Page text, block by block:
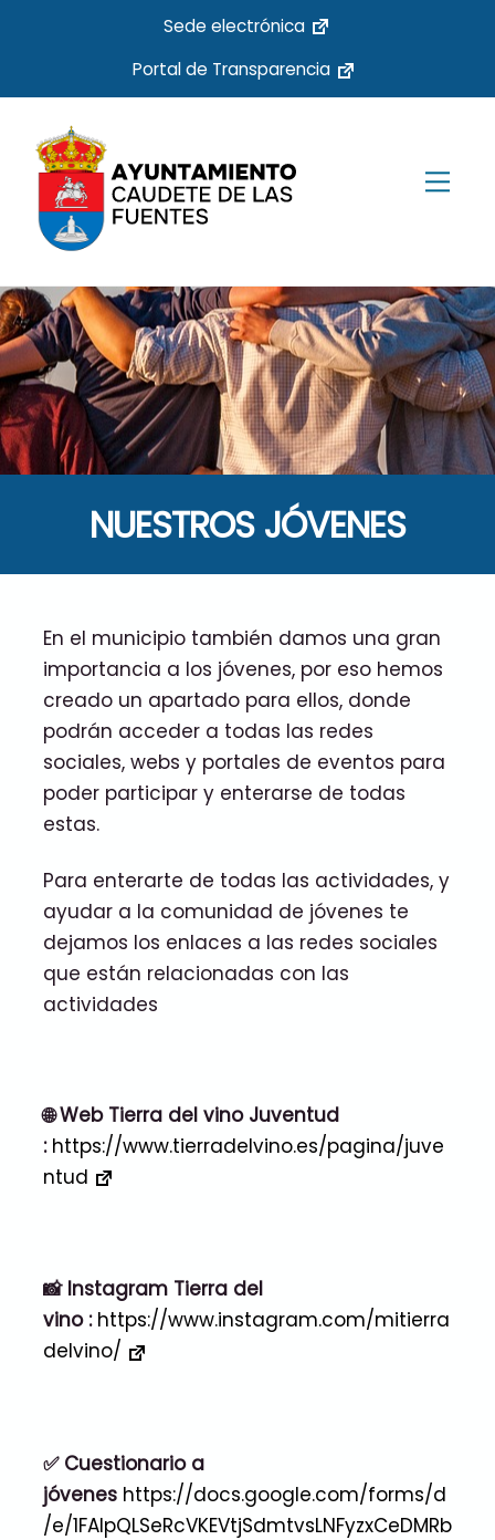
Sede electrónica
Portal de Transparencia
NUESTROS JÓVENES
En el municipio también damos una gran
importancia a los jóvenes, por eso hemos
creado un apartado para ellos, donde
podrán acceder a todas las redes
sociales, webs y portales de eventos para
poder participar y enterarse de todas
estas.
Para enterarte de todas las actividades, y
ayudar a la comunidad de jóvenes te
dejamos los enlaces a las redes sociales
que están relacionadas con las
actividades
🌐 Web Tierra del vino Juventud
: https://www.tierradelvino.es/pagina/juve
ntud
📸 Instagram Tierra del
vino : https://www.instagram.com/mitierra
delvino/
✅ Cuestionario a
jóveneshttps://docs.google.com/forms/d
/e/1FAIpQLSeRcVKEVtjSdmtvsLNFyzxCeDMRb